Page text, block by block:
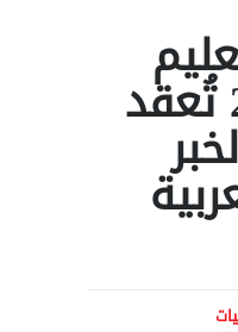
الذكي 2025 تُعقد